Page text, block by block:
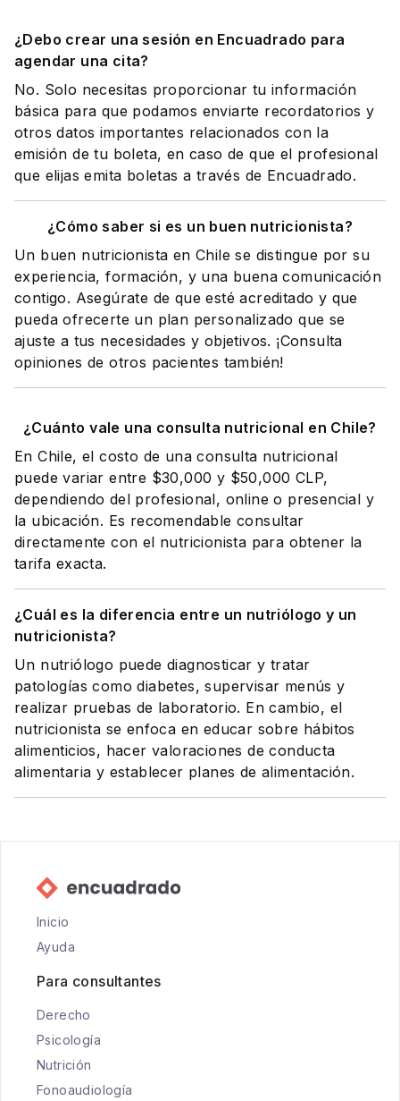
¿Debo crear una sesión en Encuadrado para
agendar una cita?
No. Solo necesitas proporcionar tu información
básica para que podamos enviarte recordatorios y
otros datos importantes relacionados con la
emisión de tu boleta, en caso de que el profesional
que elijas emita boletas a través de Encuadrado.
¿Cómo saber si es un buen nutricionista?
Un buen nutricionista en Chile se distingue por su
experiencia, formación, y una buena comunicación
contigo. Asegúrate de que esté acreditado y que
pueda ofrecerte un plan personalizado que se
ajuste a tus necesidades y objetivos. ¡Consulta
opiniones de otros pacientes también!
¿Cuánto vale una consulta nutricional en Chile?
En Chile, el costo de una consulta nutricional
puede variar entre $30,000 y $50,000 CLP,
dependiendo del profesional, online o presencial y
la ubicación. Es recomendable consultar
directamente con el nutricionista para obtener la
tarifa exacta.
¿Cuál es la diferencia entre un nutriólogo y un
nutricionista?
Un nutriólogo puede diagnosticar y tratar
patologías como diabetes, supervisar menús y
realizar pruebas de laboratorio. En cambio, el
nutricionista se enfoca en educar sobre hábitos
alimenticios, hacer valoraciones de conducta
alimentaria y establecer planes de alimentación.
Inicio
Ayuda
Para consultantes
Derecho
Psicología
Nutrición
Fonoaudiología